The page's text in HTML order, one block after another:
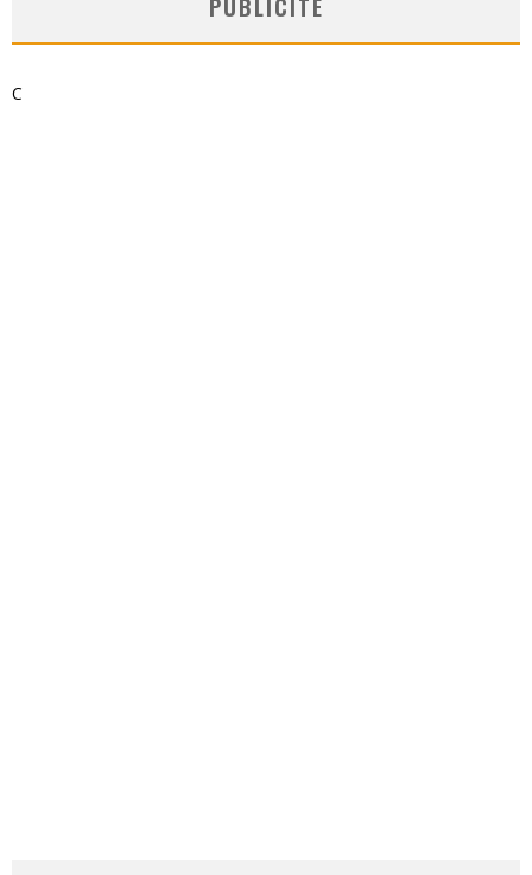
PUBLICITÉ
C